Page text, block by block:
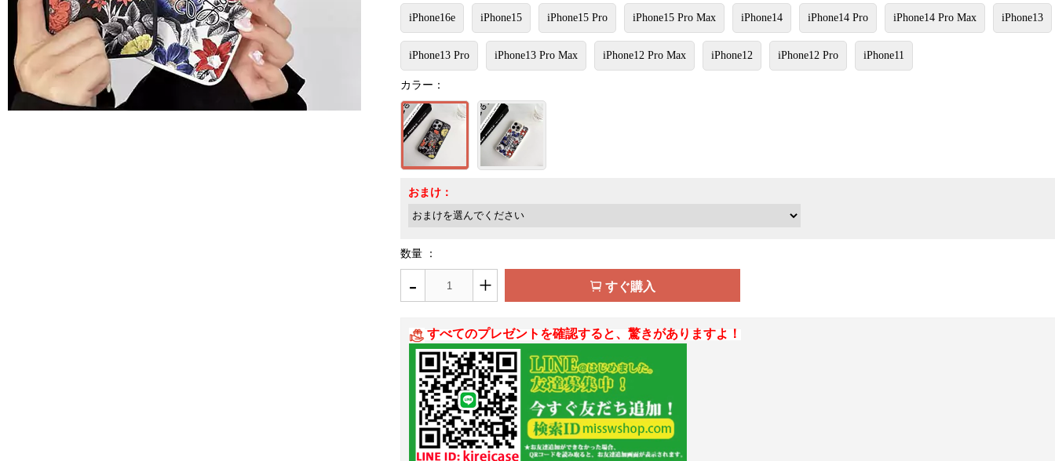
iPhone16e iPhone15 iPhone15 Pro iPhone15 Pro Max iPhone14 iPhone14 Pro iPhone14 Pro Max iPhone13
iPhone13 Pro iPhone13 Pro Max iPhone12 Pro Max iPhone12 iPhone12 Pro iPhone11
カラー：
おまけ：
数量 ：
- + すぐ購入
すべてのプレゼントを確認すると、驚きがありますよ！